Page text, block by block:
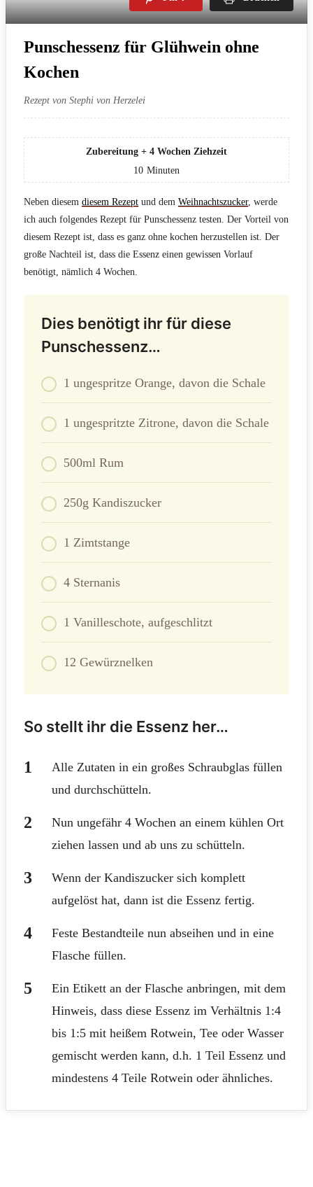
Punschessenz für Glühwein ohne
Kochen
Rezept von Stephi von Herzelei
Zubereitung + 4 Wochen Ziehzeit
10 Minuten
Neben diesem diesem Rezept und dem Weihnachtszucker, werde
ich auch folgendes Rezept für Punschessenz testen. Der Vorteil von
diesem Rezept ist, dass es ganz ohne kochen herzustellen ist. Der
große Nachteil ist, dass die Essenz einen gewissen Vorlauf
benötigt, nämlich 4 Wochen.
Dies benötigt ihr für diese
Punschessenz…
1 ungespritze Orange, davon die Schale
1 ungespritzte Zitrone, davon die Schale
500ml Rum
250g Kandiszucker
1 Zimtstange
4 Sternanis
1 Vanilleschote, aufgeschlitzt
12 Gewürznelken
So stellt ihr die Essenz her…
Alle Zutaten in ein großes Schraubglas füllen
und durchschütteln.
Nun ungefähr 4 Wochen an einem kühlen Ort
ziehen lassen und ab uns zu schütteln.
Wenn der Kandiszucker sich komplett
aufgelöst hat, dann ist die Essenz fertig.
Feste Bestandteile nun abseihen und in eine
Flasche füllen.
Ein Etikett an der Flasche anbringen, mit dem
Hinweis, dass diese Essenz im Verhältnis 1:4
bis 1:5 mit heißem Rotwein, Tee oder Wasser
gemischt werden kann, d.h. 1 Teil Essenz und
mindestens 4 Teile Rotwein oder ähnliches.